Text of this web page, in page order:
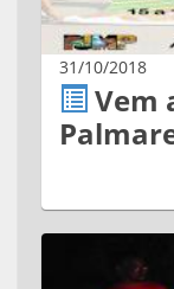
31/10/2018
Vem